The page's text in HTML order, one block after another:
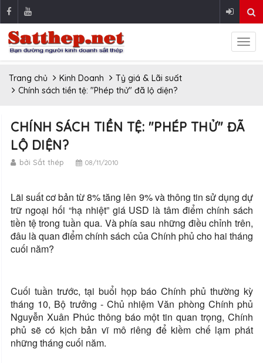
Trang chủ Kinh Doanh
Tỷ giá & Lãi suất
Chính sách tiền tệ: "Phép thử" đã lộ diện?
CHÍNH SÁCH TIỀN TỆ: "PHÉP THỬ" ĐÃ
LỘ DIỆN?
bởi Sắt thép 08/11/2010
Lãi suất cơ bản từ 8% tăng lên 9% và thông tin sử dụng dự
trữ ngoại hối “hạ nhiệt” giá USD là tâm điểm chính sách
tiền tệ trong tuần qua. Và phía sau những điều chỉnh trên,
đâu là quan điểm chính sách của Chính phủ cho hai tháng
cuối năm?
Cuối tuần trước, tại buổi họp báo Chính phủ thường kỳ
tháng 10, Bộ trưởng - Chủ nhiệm Văn phòng Chính phủ
Nguyễn Xuân Phúc thông báo một tin quan trọng, Chính
phủ sẽ có kịch bản vĩ mô riêng để kiềm chế lạm phát
những tháng cuối năm.